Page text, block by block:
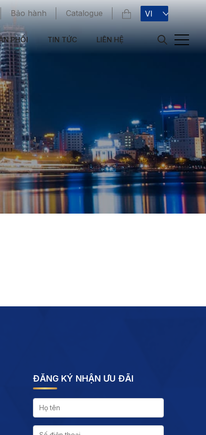
Bảo hành Catalogue VI
PHỐI TIN TỨC LIÊN HỆ
ĐĂNG KÝ NHẬN ƯU ĐÃI